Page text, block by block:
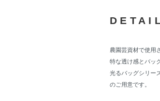
DETAIL
農園芸資材で使用
特な透け感とバッ
光るバッグシリー
のご用意です。